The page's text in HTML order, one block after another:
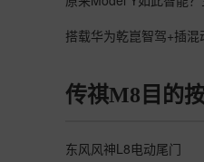
搭载华为乾崑智驾+插
传祺M8目的
东风风神L8电动尾门